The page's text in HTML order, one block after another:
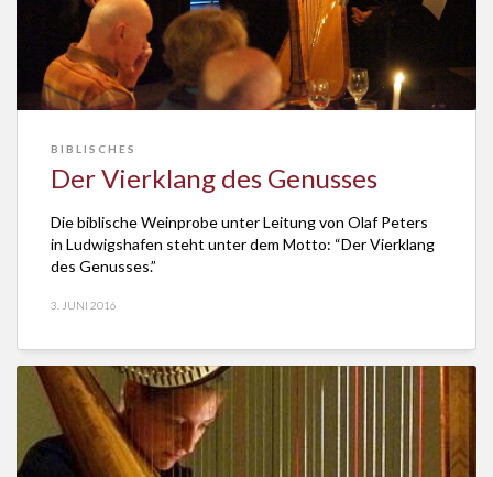
BIBLISCHES
Der Vierklang des Genusses
Die biblische Weinprobe unter Leitung von Olaf Peters
in Ludwigshafen steht unter dem Motto: “Der Vierklang
des Genusses.”
3. JUNI 2016